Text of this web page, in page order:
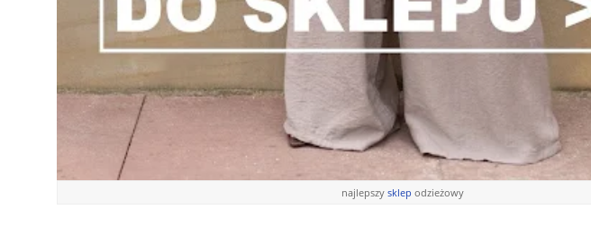
najlepszy sklep odzieżowy